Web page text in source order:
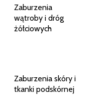
Zaburzenia
wątroby i dróg
żółciowych
Zaburzenia skóry i
tkanki podskórnej